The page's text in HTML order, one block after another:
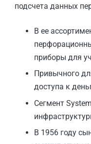
подсчета данных
В ее
приборы для
Привычного
доступа к
Сегмент
В 1956 году